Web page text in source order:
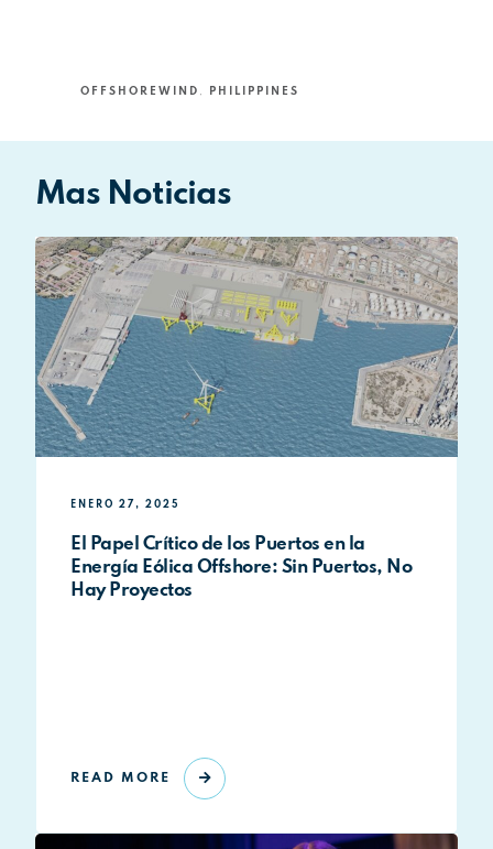
OFFSHOREWIND , PHILIPPINES
Mas Noticias
ENERO 27, 2025
El Papel Crítico de los Puertos en la
Energía Eólica Offshore: Sin Puertos, No
Hay Proyectos
READ MORE